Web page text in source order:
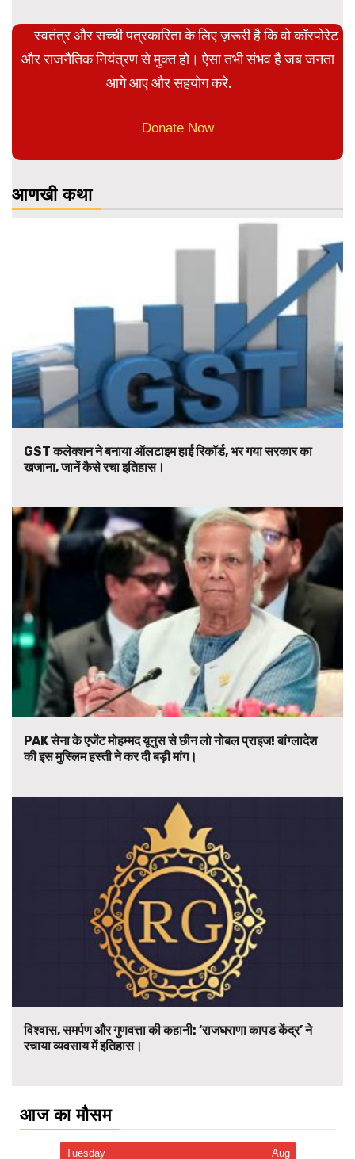
स्वतंत्र और सच्ची पत्रकारिता के लिए ज़रूरी है कि वो कॉरपोरेट
और राजनैतिक नियंत्रण से मुक्त हो। ऐसा तभी संभव है जब जनता
आगे आए और सहयोग करे.
Donate Now
आणखी कथा
GST कलेक्शन ने बनाया ऑलटाइम हाई रिकॉर्ड, भर गया सरकार का
खजाना, जानें कैसे रचा इतिहास।
PAK सेना के एजेंट मोहम्मद यूनुस से छीन लो नोबल प्राइज! बांग्लादेश
की इस मुस्लिम हस्ती ने कर दी बड़ी मांग।
विश्वास, समर्पण और गुणवत्ता की कहानी: ‘राजघराणा कापड केंद्र’ ने
रचाया व्यवसाय में इतिहास।
आज का मौसम
Tuesday Aug